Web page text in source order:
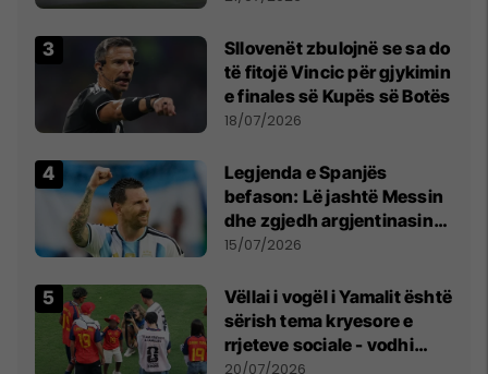
Sllovenët zbulojnë se sa do
të fitojë Vincic për gjykimin
e finales së Kupës së Botës
18/07/2026
Legjenda e Spanjës
befason: Lë jashtë Messin
dhe zgjedh argjentinasin
më të mirë në botë
15/07/2026
Vëllai i vogël i Yamalit është
sërish tema kryesore e
rrjeteve sociale - vodhi
vëmendjen pas finales së
20/07/2026